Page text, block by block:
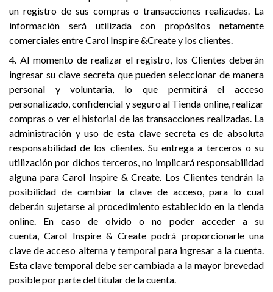
un registro de sus compras o transacciones realizadas. La
información será utilizada con propósitos netamente
comerciales entre Carol Inspire &Create y los clientes.
4. Al momento de realizar el registro, los Clientes deberán
ingresar su clave secreta que pueden seleccionar de manera
personal y voluntaria, lo que permitirá el acceso
personalizado, confidencial y seguro al Tienda online, realizar
compras o ver el historial de las transacciones realizadas. La
administración y uso de esta clave secreta es de absoluta
responsabilidad de los clientes. Su entrega a terceros o su
utilización por dichos terceros, no implicará responsabilidad
alguna para Carol Inspire & Create. Los Clientes tendrán la
posibilidad de cambiar la clave de acceso, para lo cual
deberán sujetarse al procedimiento establecido en la tienda
online. En caso de olvido o no poder acceder a su
cuenta, Carol Inspire & Create podrá proporcionarle una
clave de acceso alterna y temporal para ingresar a la cuenta.
Esta clave temporal debe ser cambiada a la mayor brevedad
posible por parte del titular de la cuenta.